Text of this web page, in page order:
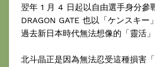
翌年 1 月 4 日起以自由選手身分參
DRAGON GATE 也以「ケンスキー
過去新日本時代無法想像的「靈活
北斗晶正是因為無法忍受這種損害